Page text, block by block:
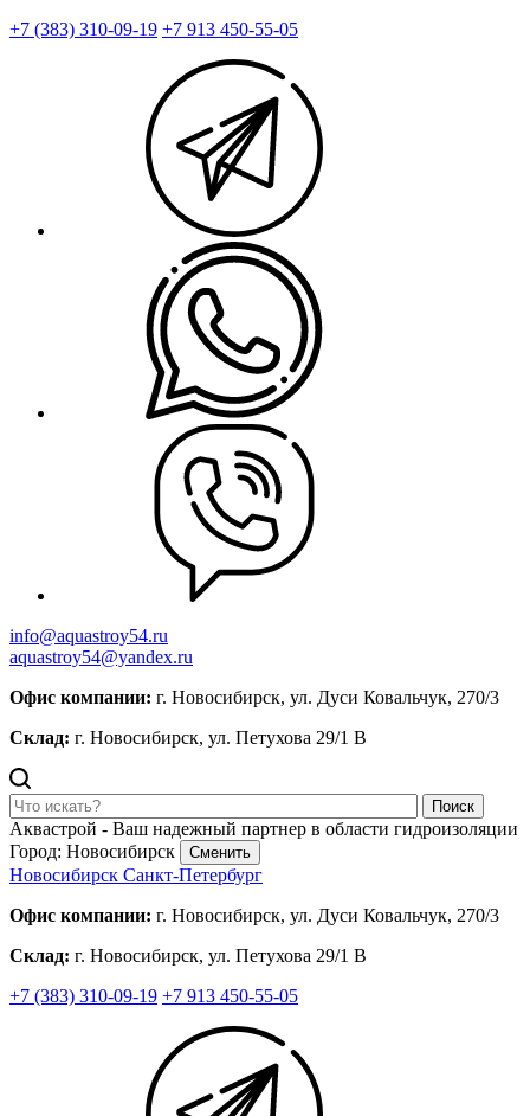
+7 (383) 310-09-19 +7 913 450-55-05
info@aquastroy54.ru
aquastroy54@yandex.ru
Офис компании: г. Новосибирск, ул. Дуси Ковальчук, 270/3
Склад: г. Новосибирск, ул. Петухова 29/1 В
Поиск
Аквастрой - Ваш надежный партнер в области гидроизоляции
Город: Новосибирск
Сменить
Новосибирск Санкт-Петербург
Офис компании: г. Новосибирск, ул. Дуси Ковальчук, 270/3
Склад: г. Новосибирск, ул. Петухова 29/1 В
+7 (383) 310-09-19 +7 913 450-55-05